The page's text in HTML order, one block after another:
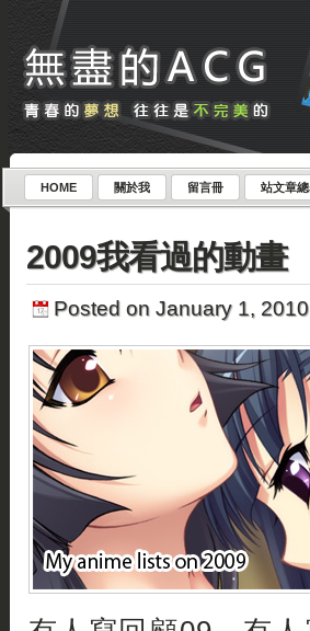
HOME 關於我 留言冊 站文章
2009我看過的動畫
Posted on January 1, 2010